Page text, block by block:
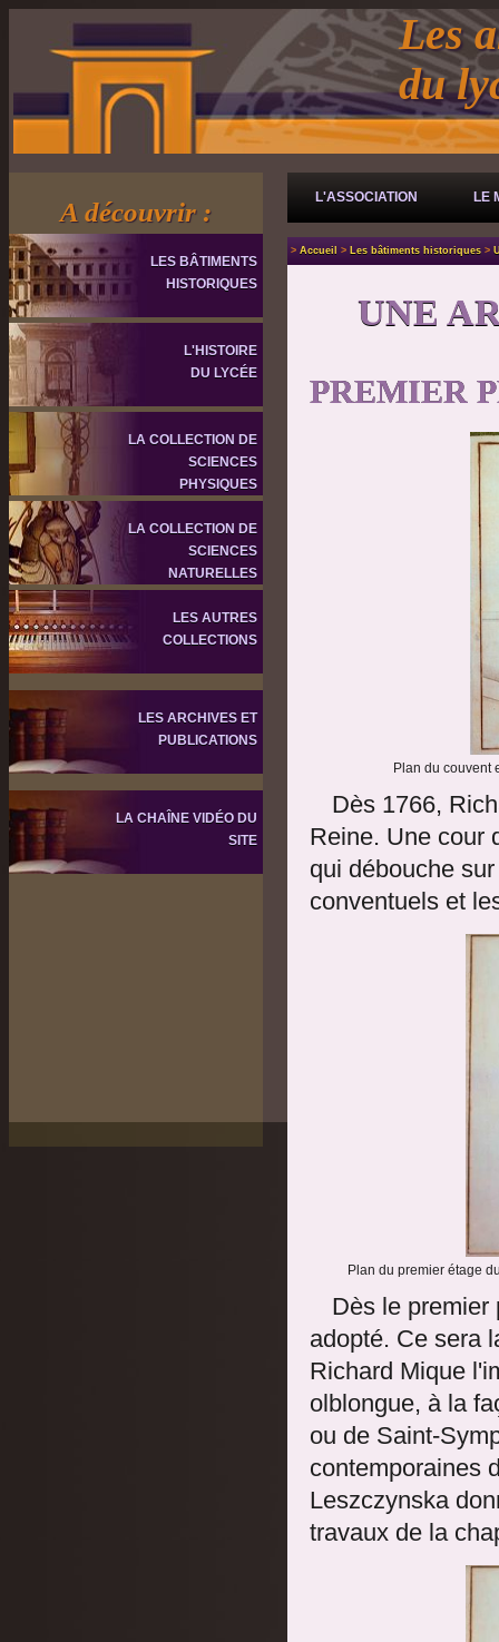
Les
du
A découvrir :
LES BÂTIMENTS
HISTORIQUES
L'HISTOIRE
DU LYCÉE
LA COLLECTION DE
SCIENCES
PHYSIQUES
LA COLLECTION DE
SCIENCES
NATURELLES
LES AUTRES
COLLECTIONS
LES ARCHIVES ET
PUBLICATIONS
LA CHAÎNE VIDÉO DU
SITE
L'ASSOCIATION LE
> Accueil > Les bâtiments historiques >
UNE
PREMIER
Plan du couvent
Dès 1766,
Reine. Une cour
qui débouche
conventuels et
Plan du premier étage
Dès le premier
adopté. Ce sera
Richard Mique
olblongue, à la
ou de Saint-
contemporaines
Leszczynska
travaux de la